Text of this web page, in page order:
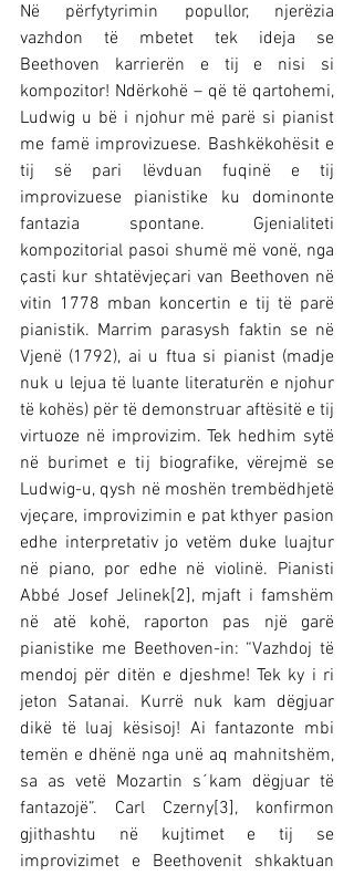
Në përfytyrimin popullor, njerëzia
vazhdon të mbetet tek ideja se
Beethoven karrierën e tij e nisi si
kompozitor! Ndërkohë – që të qartohemi,
Ludwig u bë i njohur më parë si pianist
me famë improvizuese. Bashkëkohësit e
tij së pari lëvduan fuqinë e tij
improvizuese pianistike ku dominonte
fantazia spontane. Gjenialiteti
kompozitorial pasoi shumë më vonë, nga
çasti kur shtatëvjeçari van Beethoven në
vitin 1778 mban koncertin e tij të parë
pianistik. Marrim parasysh faktin se në
Vjenë (1792), ai u ftua si pianist (madje
nuk u lejua të luante literaturën e njohur
të kohës) për të demonstruar aftësitë e tij
virtuoze në improvizim. Tek hedhim sytë
në burimet e tij biografike, vërejmë se
Ludwig-u, qysh në moshën trembëdhjetë
vjeçare, improvizimin e pat kthyer pasion
edhe interpretativ jo vetëm duke luajtur
në piano, por edhe në violinë. Pianisti
Abbé Josef Jelinek[2], mjaft i famshëm
në atë kohë, raporton pas një garë
pianistike me Beethoven-in: “Vazhdoj të
mendoj për ditën e djeshme! Tek ky i ri
jeton Satanai. Kurrë nuk kam dëgjuar
dikë të luaj kësisoj! Ai fantazonte mbi
temën e dhënë nga unë aq mahnitshëm,
sa as vetë Mozartin s´kam dëgjuar të
fantazojë”. Carl Czerny[3], konfirmon
gjithashtu në kujtimet e tij se
improvizimet e Beethovenit shkaktuan